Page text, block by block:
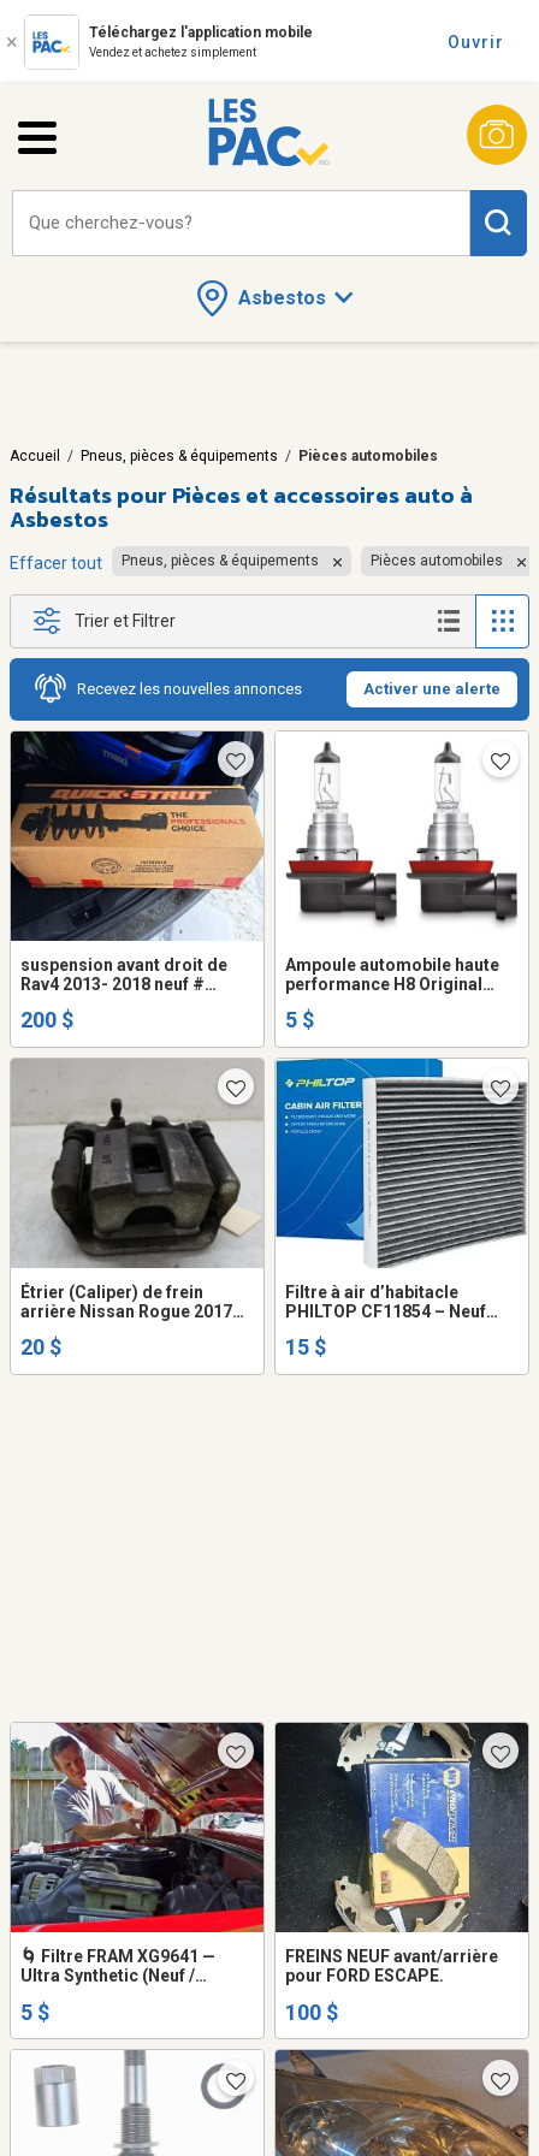
Téléchargez l'application mobile
Vendez et achetez simplement
Ouvrir
Asbestos
Que cherchez-vous?
Accueil / Pneus, pièces & équipements / Pièces automobiles
Résultats pour Pièces et accessoires auto à
Asbestos
Effacer tout Pneus, pièces & équipements Pièces automobiles
Trier et Filtrer
Recevez les nouvelles annonces Activer une alerte
suspension avant droit de
Rav4 2013- 2018 neuf #
200 $
Ampoule automobile haute
performance H8 Original
12V (lot de 2)
5 $
Étrier (Caliper) de frein
arrière Nissan Rogue 2017
seulement)
20 $
Filtre à air d’habitacle
PHILTOP CF11854 – Neuf
15 $
🌀 Filtre FRAM XG9641 —
Ultra Synthetic (Neuf /
5 $
FREINS NEUF avant/arrière
pour FORD ESCAPE.
100 $